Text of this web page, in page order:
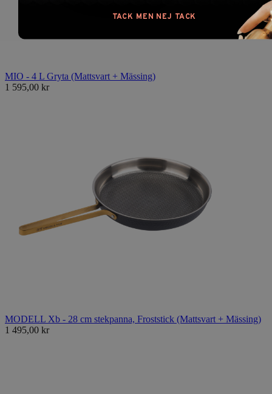
MIO - 4 L Gryta (Mattsvart + Mässing)
1 595,00 kr
MODELL Xb - 28 cm stekpanna, Froststick (Mattsvart + Mässing)
1 495,00 kr
TACK MEN NEJ TACK